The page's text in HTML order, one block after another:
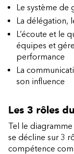
Le système de
La délégation,
L’écoute et le
équipes et
performance
La
son influence
Les 3 rôles
Tel le
se décline sur 3
compétence